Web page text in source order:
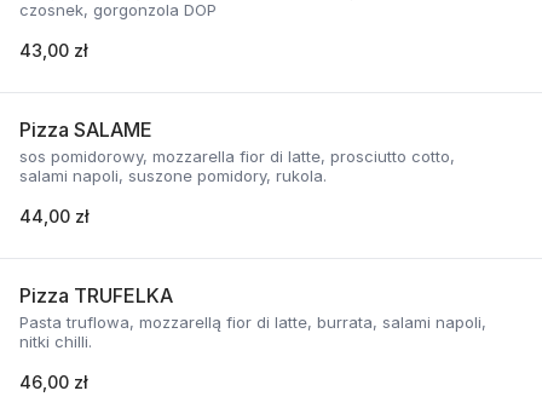
czosnek, gorgonzola DOP
43,00 zł
Pizza SALAME
sos pomidorowy, mozzarella fior di latte, prosciutto cotto,
salami napoli, suszone pomidory, rukola.
44,00 zł
Pizza TRUFELKA
Pasta truflowa, mozzarellą fior di latte, burrata, salami napoli,
nitki chilli.
46,00 zł